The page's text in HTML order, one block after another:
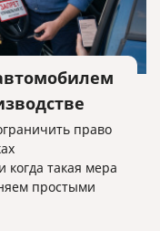
право
когда такая мера
простыми